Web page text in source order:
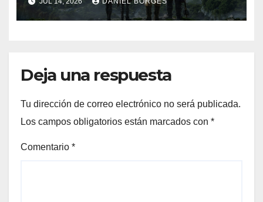
Deja una respuesta
Tu dirección de correo electrónico no será publicada.
Los campos obligatorios están marcados con *
Comentario *